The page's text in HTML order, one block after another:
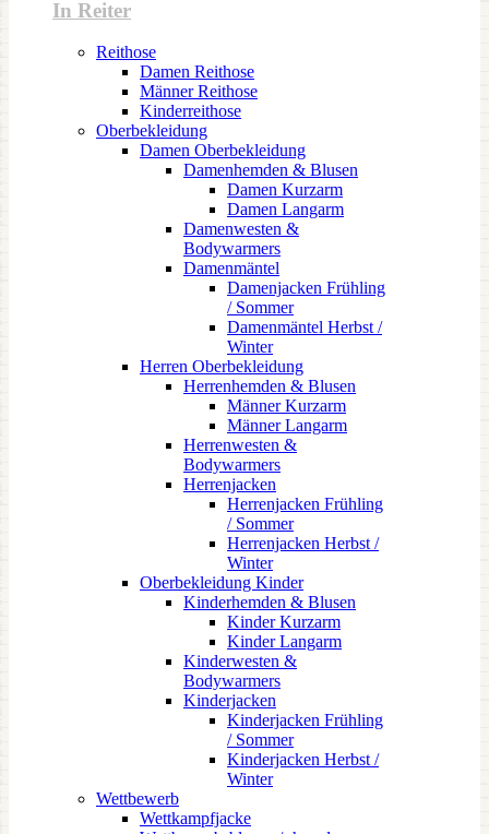
In Reiter
Reithose
Damen Reithose
Männer Reithose
Kinderreithose
Oberbekleidung
Damen Oberbekleidung
Damenhemden & Blusen
Damen Kurzarm
Damen Langarm
Damenwesten &
Bodywarmers
Damenmäntel
Damenjacken Frühling
/ Sommer
Damenmäntel Herbst /
Winter
Herren Oberbekleidung
Herrenhemden & Blusen
Männer Kurzarm
Männer Langarm
Herrenwesten &
Bodywarmers
Herrenjacken
Herrenjacken Frühling
/ Sommer
Herrenjacken Herbst /
Winter
Oberbekleidung Kinder
Kinderhemden & Blusen
Kinder Kurzarm
Kinder Langarm
Kinderwesten &
Bodywarmers
Kinderjacken
Kinderjacken Frühling
/ Sommer
Kinderjacken Herbst /
Winter
Wettbewerb
Wettkampfjacke